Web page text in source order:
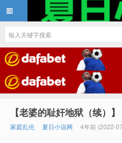
夏日小说
【老婆的耻奸地狱（续）
家庭乱伦 夏日小说网 4年前 (2022-